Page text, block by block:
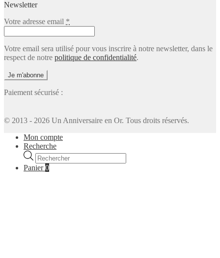
Newsletter
Votre adresse email *
Votre email sera utilisé pour vous inscrire à notre newsletter, dans le
respect de notre politique de confidentialité.
Paiement sécurisé :
© 2013 - 2026 Un Anniversaire en Or. Tous droits réservés.
Mon compte
Recherche
Recherche
de
produits
Panier0